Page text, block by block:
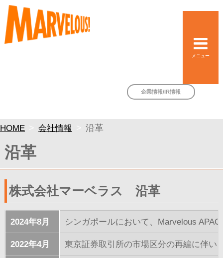
メニュー
企業情報/IR情報
HOME 会社情報 沿革
沿革
株式会社マーベラス 沿革
2024年8月 シンガポールにおいて、Marvelous
2022年4月 東京証券取引所の市場区分の再編に伴い